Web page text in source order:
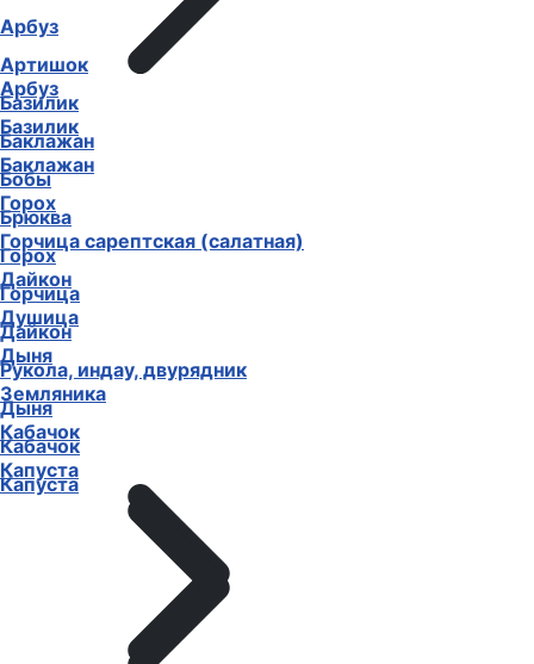
Арбуз
Базилик
Баклажан
Горох
Горчица сарептская (салатная)
Дайкон
Душица
Дыня
Земляника
Кабачок
Капуста
Арбуз
Артишок
Базилик
Баклажан
Бобы
Брюква
Горох
Горчица
Дайкон
Рукола, индау, двурядник
Дыня
Кабачок
Капуста